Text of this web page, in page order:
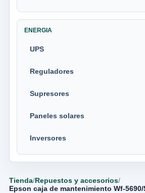
ENERGIA
UPS
Reguladores
Supresores
Paneles solares
Inversores
Tienda/Repuestos y accesorios/
Epson caja de mantenimiento Wf-5690/